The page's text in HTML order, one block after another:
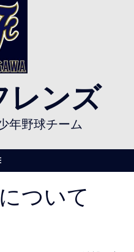
レンズ
年野球チーム
ついて